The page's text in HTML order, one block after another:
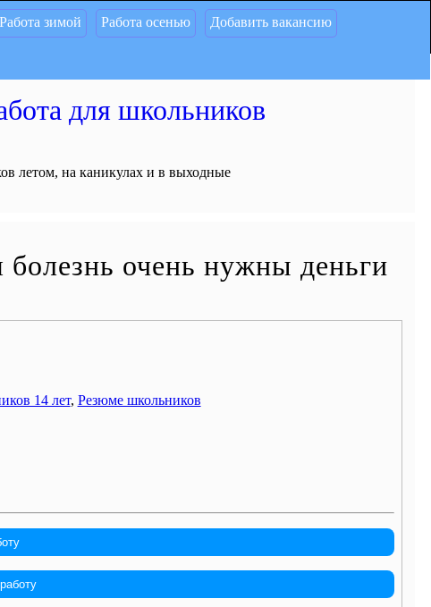
Работа зимой Работа осенью Добавить вакансию
для школьников
летом, на каникулах и в выходные
очень нужны деньги
14 лет, Резюме школьников